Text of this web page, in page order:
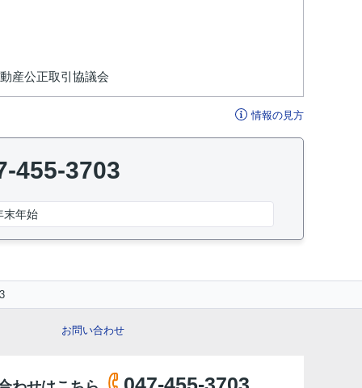
産公正取引協議会
情報の見方
455-3703
末年始
お問い合わせ